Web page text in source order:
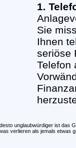
1.
Sie
Ihnen
seriöse
Telefon
unglaubwürdiger ist das
verlieren als jemals etwas